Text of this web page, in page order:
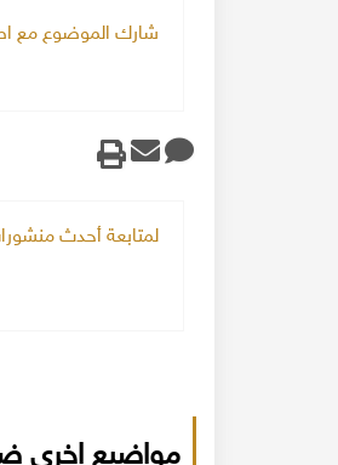
شارك الموضوع مع
لمتابعة أحدث
مواضيع اخرى